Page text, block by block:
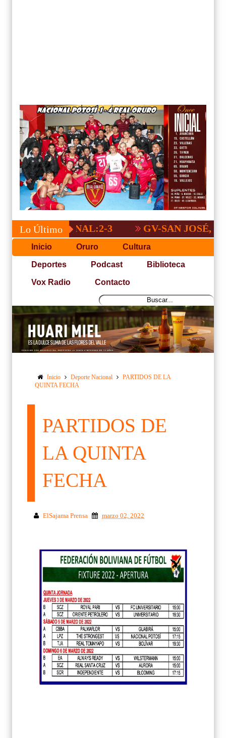
Lo Último
NACIONAL:2-3 GV-SAN JOSÉ, NO
Inicio Oruro Cultura
Deportes Podcast Biblioteca
Vox Radio Contacto
Inicio Deporte Nacional
PARTIDOS DE LA
QUINTA FECHA
PARTIDOS DE
LA QUINTA
FECHA
ElSajama Prensa marzo 02, 2022